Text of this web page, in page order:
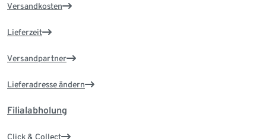
Versandkosten
Lieferzeit
Versandpartner
Lieferadresse ändern
Filialabholung
Click & Collect